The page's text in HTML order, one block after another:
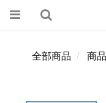
全部商品 商